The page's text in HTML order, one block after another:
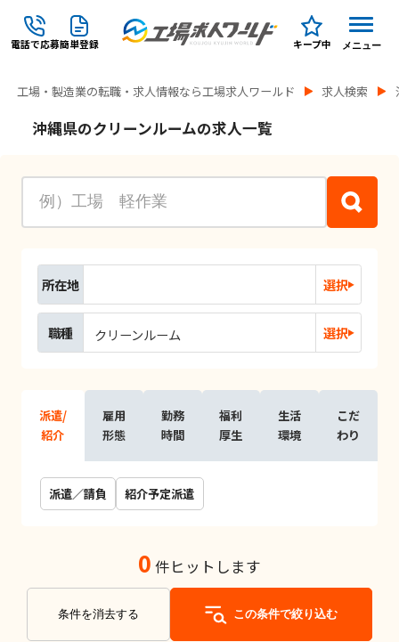
電話で応募簡単登録 キープ中 メニュー
工場・製造業の転職・求人情報なら工場求人ワールド 求人検索
沖縄県のクリーンルームの求人一覧
所在地 選択
職種 クリーンルーム 選択
派遣/
紹介
雇用
形態
勤務
時間
福利
厚生
生活
環境
こだ
わり
派遣／請負 紹介予定派遣
0 件ヒットします
条件を消去する この条件で絞り込む